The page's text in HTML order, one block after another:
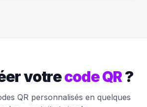
votrecode QR?
QR personnalisés en quelques